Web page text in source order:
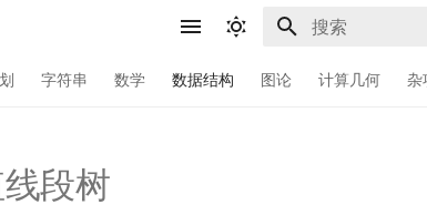
字符串 数学 数据结构 图论 计算几何 杂
段树